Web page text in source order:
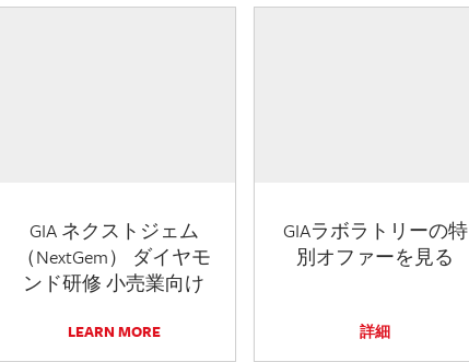
GIA ネクストジェム
（NextGem） ダイヤモ
ンド研修 小売業向け
LEARN MORE
GIAラボラトリーの特
別オファーを見る
詳細